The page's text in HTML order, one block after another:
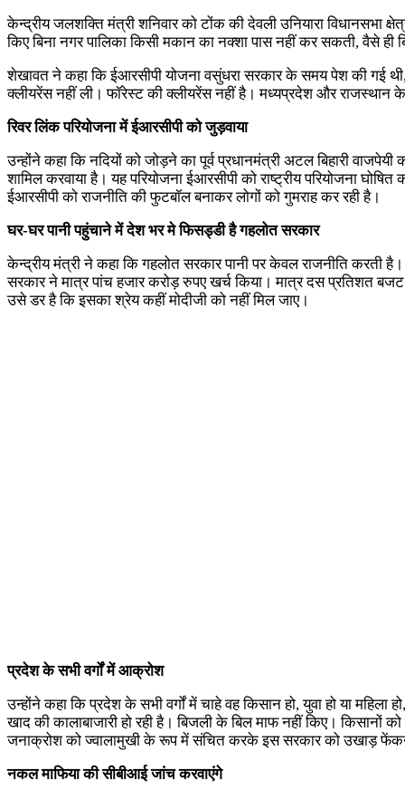
केन्द्रीय जलशक्ति मंत्री शनिवार को टोंक की देवली उनियारा विधानसभा
किए बिना नगर पालिका किसी मकान का नक्शा पास नहीं कर सकती, वैसे ही
शेखावत ने कहा कि ईआरसीपी योजना वसुंधरा सरकार के समय पेश की गई
क्लीयरेंस नहीं ली। फॉरेस्ट की क्लीयरेंस नहीं है। मध्यप्रदेश और राजस्थान
रिवर लिंक परियोजना में ईआरसीपी को जुड़वाया
उन्होंने कहा कि नदियों को जोड़ने का पूर्व प्रधानमंत्री अटल बिहारी
शामिल करवाया है। यह परियोजना ईआरसीपी को राष्ट्रीय परियोजना
ईआरसीपी को राजनीति की फुटबॉल बनाकर लोगों को गुमराह कर रही है।
घर-घर पानी पहुंचाने में देश भर मे फिसड्डी है गहलोत सरकार
केन्द्रीय मंत्री ने कहा कि गहलोत सरकार पानी पर केवल राजनीति
सरकार ने मात्र पांच हजार करोड़ रुपए खर्च किया। मात्र दस प्रतिशत
उसे डर है कि इसका श्रेय कहीं मोदीजी को नहीं मिल जाए।
प्रदेश के सभी वर्गों में आक्रोश
उन्होंने कहा कि प्रदेश के सभी वर्गों में चाहे वह किसान हो, युवा हो या
खाद की कालाबाजारी हो रही है। बिजली के बिल माफ नहीं किए। किसानों
जनाक्रोश को ज्वालामुखी के रूप में संचित करके इस सरकार को उखाड़
नकल माफिया की सीबीआई जांच करवाएंगे